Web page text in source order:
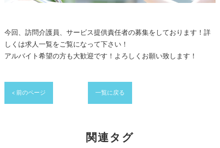
今回、訪問介護員、サービス提供責任者の募集をしております！詳
しくは求人一覧をご覧になって下さい！
アルバイト希望の方も大歓迎です！よろしくお願い致します！
< 前のページ 一覧に戻る
関連タグ